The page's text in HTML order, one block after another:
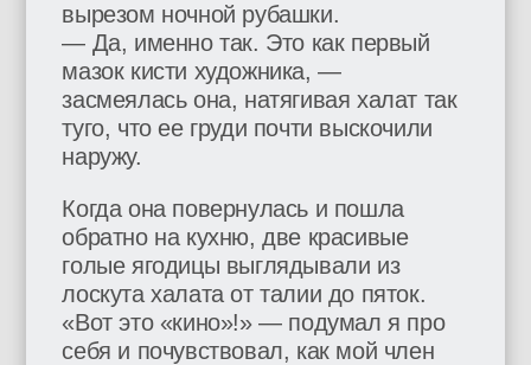
вырезом ночной рубашки.
— Да, именно так. Это как первый
мазок кисти художника, —
засмеялась она, натягивая халат так
туго, что ее груди почти выскочили
наружу.
Когда она повернулась и пошла
обратно на кухню, две красивые
голые ягодицы выглядывали из
лоскута халата от талии до пяток.
«Вот это «кино»!» — подумал я про
себя и почувствовал, как мой член